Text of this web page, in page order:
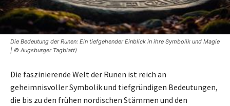
Die Bedeutung der Runen: Ein tiefgehender Einblick in ihre Symbolik und Magie
| © Augsburger Tagblatt)
Die faszinierende Welt der Runen ist reich an
geheimnisvoller Symbolik und tiefgründigen Bedeutungen,
die bis zu den frühen nordischen Stämmen und den